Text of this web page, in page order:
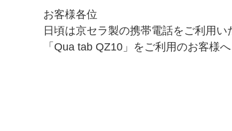
お客様各位
日頃は京セラ製の携帯電話をご利用い
「Qua tab QZ10」をご利用のお客様